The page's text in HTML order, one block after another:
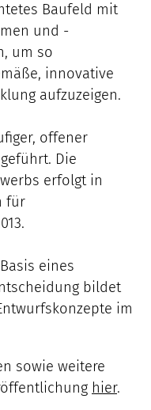
Baufeld mit
und -
um so
innovative
aufzuzeigen.
offener
Die
erfolgt in
für
eines
bildet
im
sowie weitere
hier.